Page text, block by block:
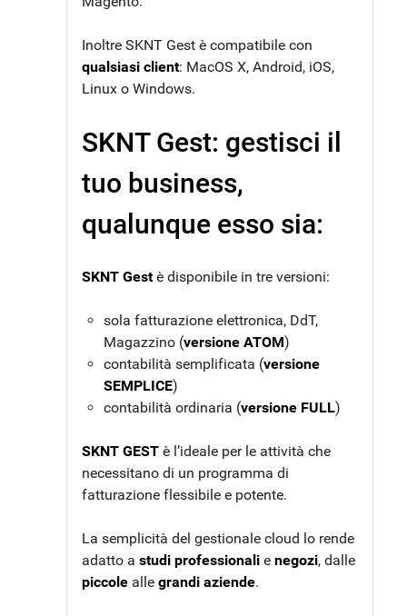
Inoltre SKNT Gest è compatibile con
qualsiasi client: MacOS X, Android, iOS,
Linux o Windows.
SKNT Gest: gestisci il
tuo business,
qualunque esso sia:
SKNT Gestè disponibile in tre versioni:
sola fatturazione elettronica, DdT,
Magazzino (versione ATOM)
contabilità semplificata (versione
SEMPLICE)
contabilità ordinaria (versione FULL)
SKNT GEST è l’ideale per le attività che
necessitano di un programma di
fatturazione flessibile e potente.
La semplicità del gestionale cloud lo rende
adatto a studi professionali e negozi, dalle
piccole alle grandi aziende.